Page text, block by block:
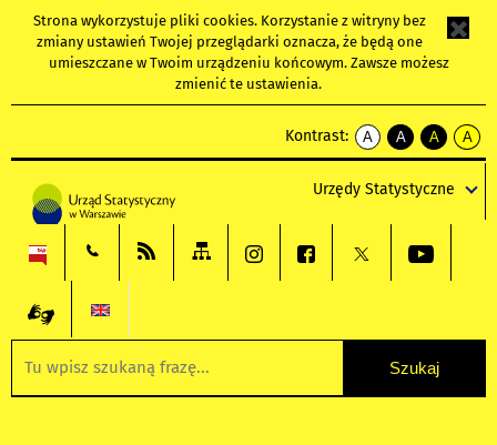
Strona wykorzystuje pliki cookies. Korzystanie z witryny bez
zmiany ustawień Twojej przeglądarki oznacza, że będą one
umieszczane w Twoim urządzeniu końcowym. Zawsze możesz
zmienić te ustawienia.
Kontrast:
A
kontrast
A
kontrast
tekst
czarnym
A
kontrast
tekst
czarnym
A
tekst
żółtym
Urzędy Statystyczne